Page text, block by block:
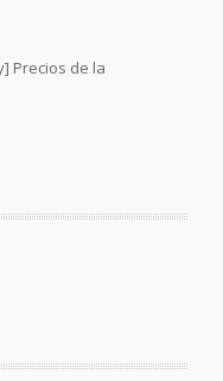
Precios de la